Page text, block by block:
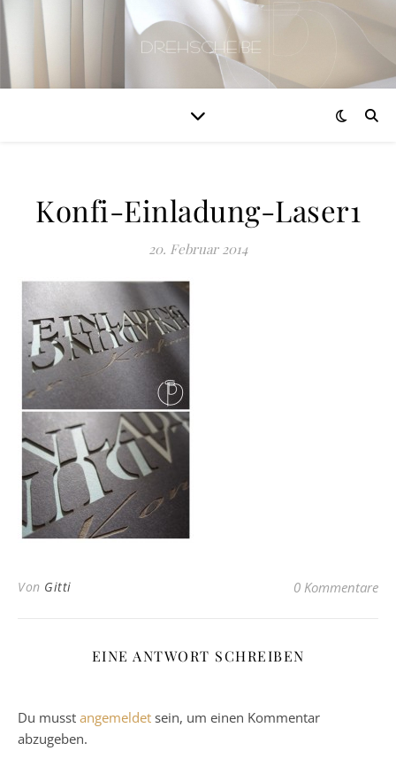
Konfi-Einladung-Laser1
20. Februar 2014
Von Gitti 0 Kommentare
EINE ANTWORT SCHREIBEN
Du musst angemeldet sein, um einen Kommentar
abzugeben.